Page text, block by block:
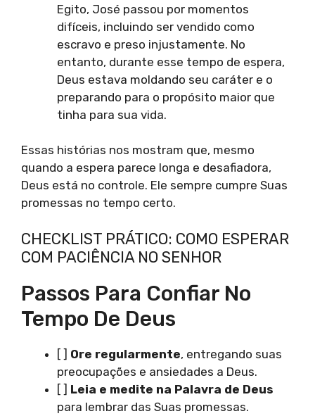
Egito, José passou por momentos
difíceis, incluindo ser vendido como
escravo e preso injustamente. No
entanto, durante esse tempo de espera,
Deus estava moldando seu caráter e o
preparando para o propósito maior que
tinha para sua vida.
Essas histórias nos mostram que, mesmo
quando a espera parece longa e desafiadora,
Deus está no controle. Ele sempre cumpre Suas
promessas no tempo certo.
CHECKLIST PRÁTICO: COMO ESPERAR
COM PACIÊNCIA NO SENHOR
Passos Para Confiar No
Tempo De Deus
[ ] Ore regularmente, entregando suas
preocupações e ansiedades a Deus.
[ ] Leia e medite na Palavra de Deus
para lembrar das Suas promessas.